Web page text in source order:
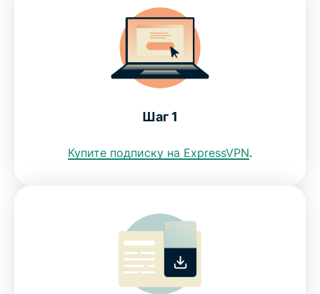
Загрузите VPN для Филиппин на все свои
Можно ли получить IP-адрес Филиппин при
помощи бесплатных VPN?
ЧаВо: VPN для Филиппин
Шаг 1
Купите подписку на ExpressVPN.